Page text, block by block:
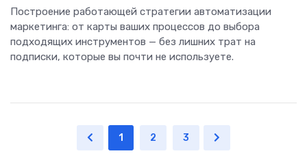
Построение работающей стратегии автоматизации
маркетинга: от карты ваших процессов до выбора
подходящих инструментов — без лишних трат на
подписки, которые вы почти не используете.
1 2 3